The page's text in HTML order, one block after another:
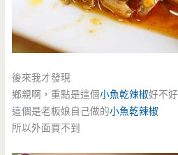
後來我才發現
鄉親啊，重點是這個小魚乾辣椒好不好
這個是老板娘自己做的小魚乾辣椒
所以外面買不到